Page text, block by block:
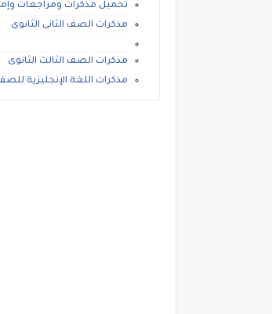
تحميل مذكرات ومراجعات
مذكرات الصف الثانى الثانوى
مذكرات الصف الثالث الثانوى
مذكرات اللغة الإنجليزية للصف